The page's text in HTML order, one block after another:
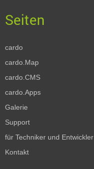
cardo
cardo.Map
cardo.CMS
cardo.Apps
Galerie
Support
für Techniker und Entwickler
Kontakt